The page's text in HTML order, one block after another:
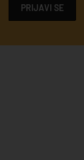
PRIJAVI SE